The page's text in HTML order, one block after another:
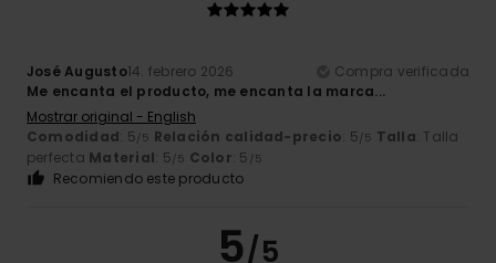
José Augusto14. febrero 2026
Compra verificada
Me encanta el producto, me encanta la marca...
Mostrar original - English
Comodidad: 5/5 Relación calidad-precio: 5/5 Talla: Talla
perfecta Material: 5/5 Color: 5 /5
Recomiendo este producto
5/5